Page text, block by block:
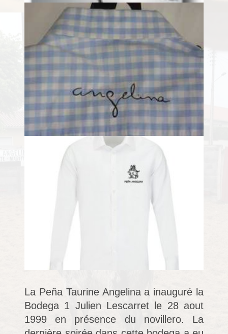
La Peña Taurine Angelina a inauguré la
Bodega 1 Julien Lescarret le 28 aout
1999 en présence du novillero. La